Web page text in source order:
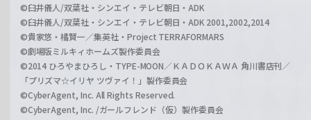
©臼井儀人/双葉社・シンエイ・テレビ朝日・ADK
©臼井儀人/双葉社・シンエイ・テレビ朝日・ADK 2001,2002,2014
©貴家悠・橘賢一／集英社・Project TERRAFORMARS
©劇場版ミルキィホームズ製作委員会
©2014 ひろやまひろし・TYPE-MOON／ＫＡＤＯＫＡＷＡ 角川書店刊／
「プリズマ☆イリヤ ツヴァイ！」製作委員会
©CyberAgent, Inc. All Rights Reserved.
©CyberAgent, Inc. /ガールフレンド（仮）製作委員会